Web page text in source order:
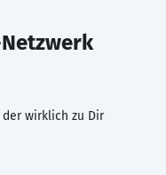
Netzwerk
der wirklich zu Dir